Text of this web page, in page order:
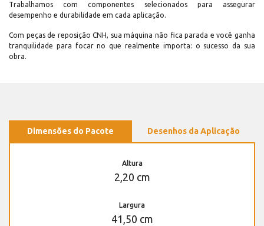
Trabalhamos com componentes selecionados para assegurar
desempenho e durabilidade em cada aplicação.
Com peças de reposição CNH, sua máquina não fica parada e você ganha
tranquilidade para focar no que realmente importa: o sucesso da sua
obra.
Dimensões do Pacote Desenhos da Aplicação
Altura
2,20 cm
Largura
41,50 cm